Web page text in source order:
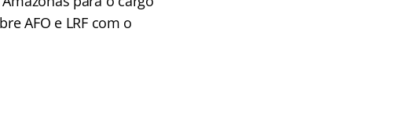
AFO e LRF com o